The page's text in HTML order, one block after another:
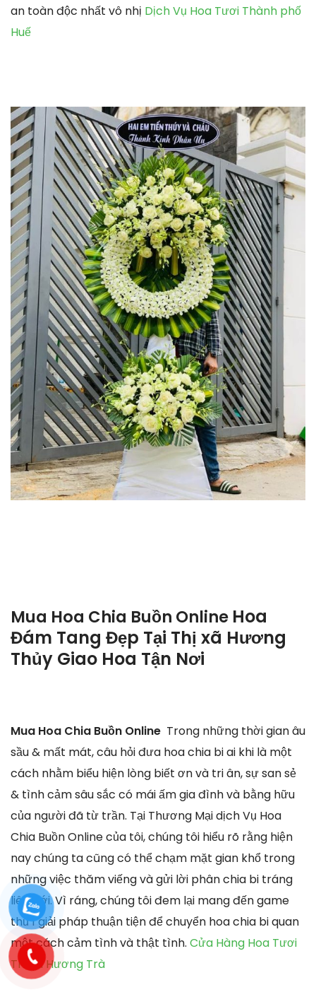
an toàn độc nhất vô nhị Dịch Vụ Hoa Tươi Thành phố
Huế
Mua Hoa Chia Buồn Online Hoa
Đám Tang Đẹp Tại Thị xã Hương
Thủy Giao Hoa Tận Nơi
Mua Hoa Chia Buồn Online Trong những thời gian âu
sầu & mất mát, câu hỏi đưa hoa chia bi ai khi là một
cách nhằm biểu hiện lòng biết ơn và tri ân, sự san sẻ
& tình cảm sâu sắc có mái ấm gia đình và bằng hữu
của người đã từ trần. Tại Thương Mại dịch Vụ Hoa
Chia Buồn Online của tôi, chúng tôi hiểu rõ rằng hiện
nay chúng ta cũng có thể chạm mặt gian khổ trong
những việc thăm viếng và gửi lời phân chia bi tráng
liên đới. Vì ráng, chúng tôi đem lại mang đến game
thủ 1 giải pháp thuận tiện để chuyển hoa chia bi quan
một cách cảm tình và thật tình. Cửa Hàng Hoa Tươi
Thị xã Hương Trà